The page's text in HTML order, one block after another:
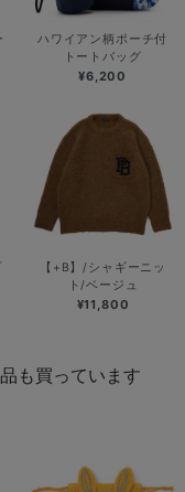
ハワイアン柄ポーチ付
トートバッグ
¥6,200
【+B】/シャギーニッ
ト/ベージュ
¥11,800
も買っています